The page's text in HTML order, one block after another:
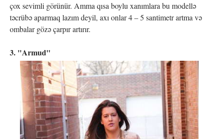
çox sevimli görünür. Amma qısa boylu xanımlara bu modellə
təcrübə aparmaq lazım deyil, axı onlar 4 – 5 santimetr artma və
ombalar gözə çarpır artırır.
3. "Armud"